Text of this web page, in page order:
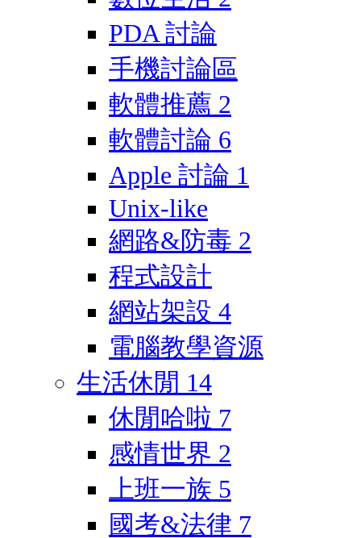
PDA 討論
手機討論區
軟體推薦 2
軟體討論 6
Apple 討論 1
Unix-like
網路&防毒 2
程式設計
網站架設 4
電腦教學資源
生活休閒 14
休閒哈啦 7
感情世界 2
上班一族 5
國考&法律 7